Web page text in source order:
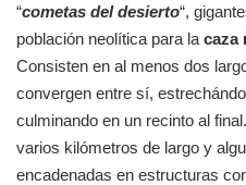
“cometas del desierto“,
población neolítica para la caza
Consisten en al menos dos
convergen entre sí,
culminando en un recinto al
varios kilómetros de largo y
encadenadas en estructuras